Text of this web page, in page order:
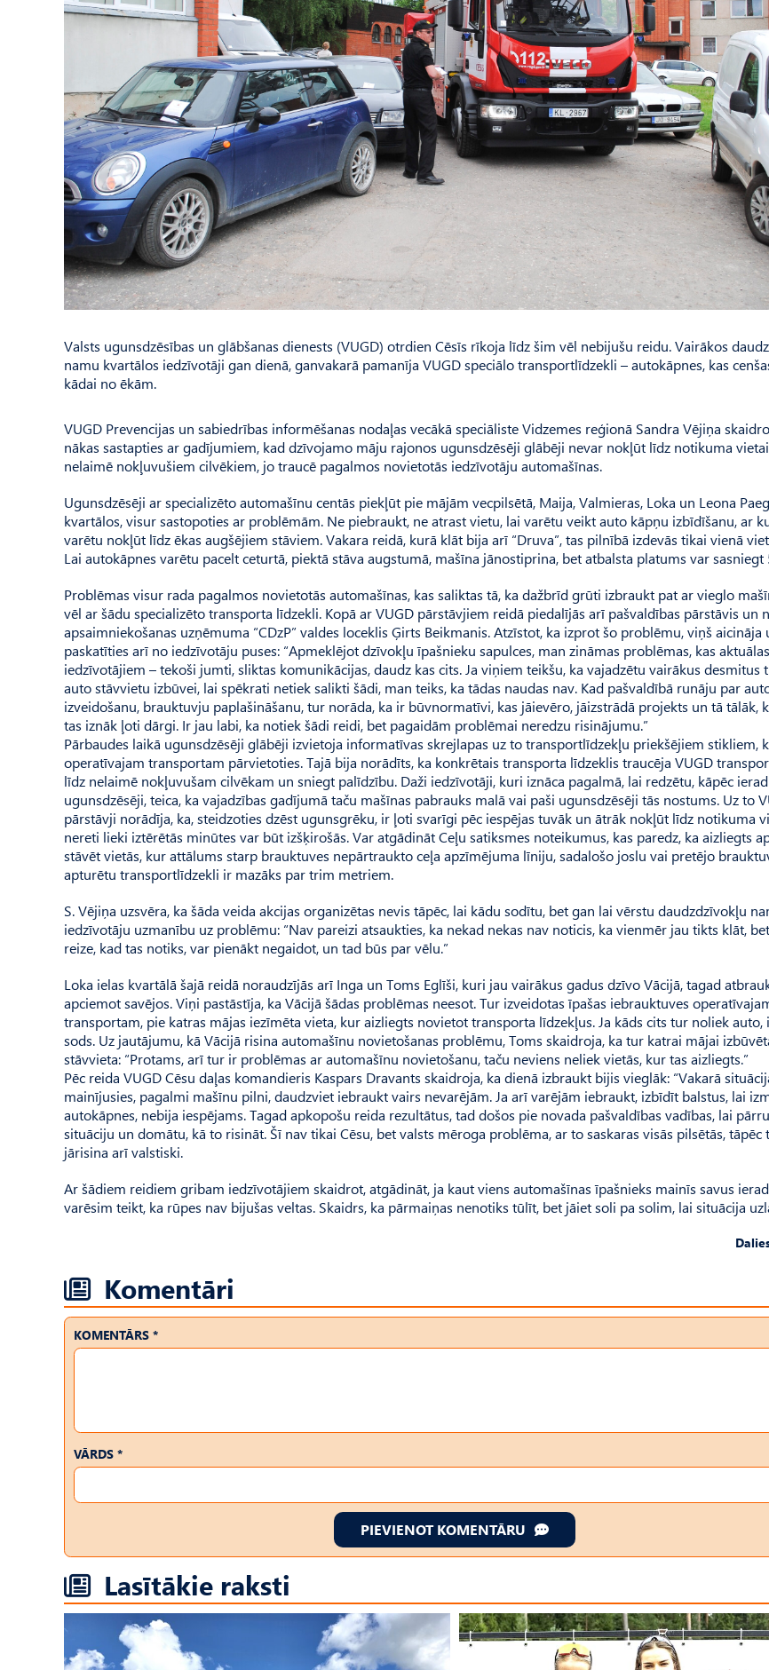
Valsts ugunsdzēsības un glābšanas dienests (VUGD) otrdien Cēsīs rīkoja līdz šim vēl nebijušu reidu. Vairākos
namu kvartālos iedzīvotāji gan dienā, ganvakarā pamanīja VUGD speciālo transportlīdzekli – autokāpnes, kas
kādai no ēkām.
VUGD Prevencijas un sabiedrības informēšanas nodaļas vecākā speciāliste Vidzemes reģionā Sandra Vējiņa
nākas sastapties ar gadījumiem, kad dzīvojamo māju rajonos ugunsdzēsēji glābēji nevar nokļūt līdz notikuma
nelaimē nokļuvušiem cilvēkiem, jo traucē pagalmos novietotās iedzīvotāju automašīnas.
Ugunsdzēsēji ar specializēto automašīnu centās piekļūt pie mājām vecpilsētā, Maija, Val­mieras, Loka un Leona
kvartālos, visur sastopoties ar problēmām. Ne piebraukt, ne atrast vietu, lai varētu veikt auto kāpņu izbīdīšanu, ar
varētu nokļūt līdz ēkas augšējiem stāviem. Vakara reidā, kurā klāt bija arī “Druva”, tas pilnībā izdevās tikai vienā
Lai autokāpnes varētu pacelt ceturtā, piektā stāva augstumā, mašīna jānostiprina, bet atbalsta platums var sasniegt
Problēmas visur rada pagalmos novietotās automašīnas, kas saliktas tā, ka dažbrīd grūti izbraukt pat ar vieglo
vēl ar šādu specializēto transporta līdzekli. Kopā ar VUGD pārstāvjiem reidā piedalījās arī pašvaldības pārstāvis un
apsaimniekošanas uzņēmuma “CDzP” valdes loceklis Ģirts Beikmanis. Atzīstot, ka izprot šo problēmu, viņš aicināja
paskatīties arī no iedzīvotāju puses: “Apmek­lējot dzīvokļu īpašnieku sapulces, man zināmas problēmas, kas aktuālas
iedzīvotājiem – tekoši jumti, sliktas komunikācijas, daudz kas cits. Ja viņiem teikšu, ka vajadzētu vairākus desmitus
auto stāvvietu izbūvei, lai spēkrati netiek salikti šādi, man teiks, ka tādas naudas nav. Kad pašvaldībā runāju par
izveidošanu, brauktuvju paplašināšanu, tur norāda, ka ir būvnormatīvi, kas jāievēro, jāizstrādā projekts un tā tālāk,
tas iznāk ļoti dārgi. Ir jau labi, ka notiek šādi reidi, bet pagaidām problēmai neredzu risinājumu.”
Pārbaudes laikā ugunsdzēsēji glābēji izvietoja informatīvas skrejlapas uz to transportlīdzekļu priekšējiem stikliem,
operatīvajam transportam pārvietoties. Tajā bija norādīts, ka konkrētais transporta līdzeklis traucēja VUGD
līdz nelaimē nokļuvušam cilvēkam un sniegt palīdzību. Daži iedzīvotāji, kuri iznāca pagalmā, lai redzētu, kāpēc
ugunsdzēsēji, teica, ka vajadzības gadījumā taču mašīnas pabrauks malā vai paši ugunsdzēsēji tās nostums. Uz to
pārstāvji norādīja, ka, steidzoties dzēst ugunsgrēku, ir ļoti svarīgi pēc iespējas tuvāk un ātrāk nokļūt līdz notikuma
nereti lieki iztērētās minūtes var būt izšķirošās. Var atgādināt Ceļu satiksmes noteikumus, kas paredz, ka aizliegts
stāvēt vietās, kur attālums starp brauktuves nepārtraukto ceļa apzīmējuma līniju, sadalošo joslu vai pretējo
apturētu transportlīdzekli ir mazāks par trim metriem.
S. Vējiņa uzsvēra, ka šāda veida akcijas organizētas nevis tāpēc, lai kādu sodītu, bet gan lai vērstu daudzdzīvokļu
iedzīvotāju uzmanību uz problēmu: “Nav pareizi atsaukties, ka nekad nekas nav noticis, ka vienmēr jau tikts klāt,
reize, kad tas notiks, var pienākt negaidot, un tad būs par vēlu.”
Loka ielas kvartālā šajā reidā noraudzījās arī Inga un Toms Eglīši, kuri jau vairākus gadus dzīvo Vācijā, tagad
apciemot savējos. Viņi pastāstīja, ka Vācijā šādas problēmas neesot. Tur izveidotas īpašas iebrauktuves
transportam, pie katras mājas iezīmēta vieta, kur aizliegts novietot transporta līdzekļus. Ja kāds cits tur noliek auto,
sods. Uz jautājumu, kā Vācijā risina automašīnu novietošanas problēmu, Toms skaidroja, ka tur katrai mājai
stāvvieta: “Protams, arī tur ir problēmas ar automašīnu novietošanu, taču neviens neliek vietās, kur tas aizliegts.”
Pēc reida VUGD Cēsu daļas komandieris Kaspars Dravants skaidroja, ka dienā izbraukt bijis vieglāk: “Vakarā
mainījusies, pagalmi mašīnu pilni, daudzviet iebraukt vairs nevarējām. Ja arī varējām iebraukt, izbīdīt balstus, lai
autokāpnes, nebija iespējams. Tagad apkopošu reida rezultātus, tad došos pie novada pašvaldības vadības, lai
situāciju un domātu, kā to risināt. Šī nav tikai Cēsu, bet valsts mēroga problēma, ar to saskaras visās pilsētās, tāpēc
jārisina arī valstiski.
Ar šādiem reidiem gribam iedzīvotājiem skaidrot, atgādināt, ja kaut viens automašīnas īpašnieks mainīs savus
varēsim teikt, ka rūpes nav bijušas veltas. Skaidrs, ka pārmaiņas nenotiks tūlīt, bet jāiet soli pa solim, lai situācija
Komentāri
KOMENTĀRS *
VĀRDS *
PIEVIENOT KOMENTĀRU
Lasītākie raksti